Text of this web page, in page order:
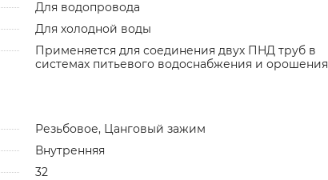
Для водопровода
Для холодной воды
Применяется для соединения двух ПНД труб в
системах питьевого водоснабжения и орошения
Резьбовое, Цанговый зажим
Внутренняя
32